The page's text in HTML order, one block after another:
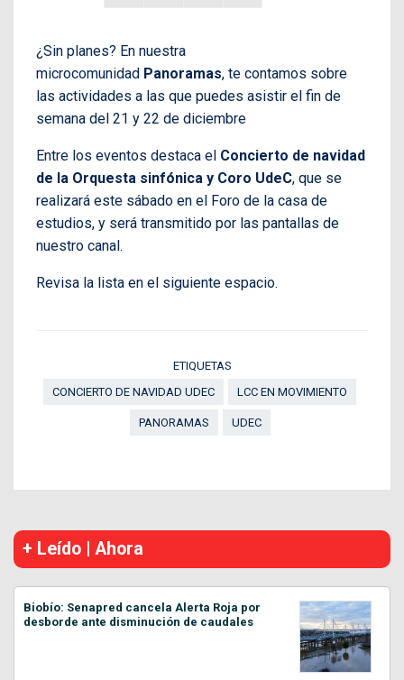
¿Sin planes? En nuestra
microcomunidad Panoramas, te contamos sobre
las actividades a las que puedes asistir el fin de
semana del 21 y 22 de diciembre
Entre los eventos destaca el Concierto de navidad
de la Orquesta sinfónica y Coro UdeC, que se
realizará este sábado en el Foro de la casa de
estudios, y será transmitido por las pantallas de
nuestro canal.
Revisa la lista en el siguiente espacio.
ETIQUETAS
CONCIERTO DE NAVIDAD UDEC
LCC EN MOVIMIENTO
PANORAMAS UDEC
+ Leído | Ahora
Biobío: Senapred cancela Alerta Roja por
desborde ante disminución de caudales